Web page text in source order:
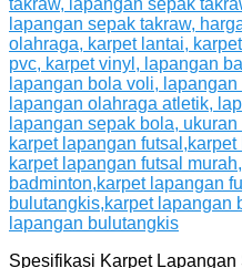
Spesifikasi Karpet